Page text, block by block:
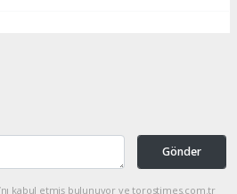
Gönder
kabul etmiş bulunuyor ve torostimes.com.tr